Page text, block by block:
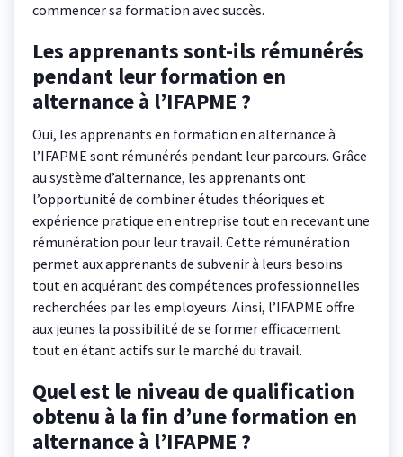
commencer sa formation avec succès.
Les apprenants sont-ils rémunérés
pendant leur formation en
alternance à l’IFAPME ?
Oui, les apprenants en formation en alternance à
l’IFAPME sont rémunérés pendant leur parcours. Grâce
au système d’alternance, les apprenants ont
l’opportunité de combiner études théoriques et
expérience pratique en entreprise tout en recevant une
rémunération pour leur travail. Cette rémunération
permet aux apprenants de subvenir à leurs besoins
tout en acquérant des compétences professionnelles
recherchées par les employeurs. Ainsi, l’IFAPME offre
aux jeunes la possibilité de se former efficacement
tout en étant actifs sur le marché du travail.
Quel est le niveau de qualification
obtenu à la fin d’une formation en
alternance à l’IFAPME ?